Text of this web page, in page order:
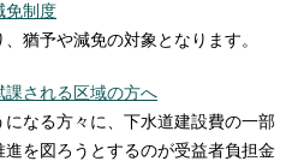
免制度
猶予や減免の対象となります。
課される区域の方へ
なる方々に、下水道建設費の一部
を図ろうとするのが受益者負担金